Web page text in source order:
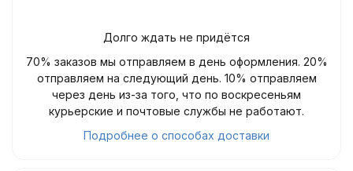
Долго ждать не придётся
70% заказов мы отправляем в день оформления. 20%
отправляем на следующий день. 10% отправляем
через день из-за того, что по воскресеньям
курьерские и почтовые службы не работают.
Подробнее о способах доставки